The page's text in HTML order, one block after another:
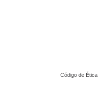
Código de Ética